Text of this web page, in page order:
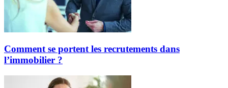
Comment se portent les recrutements dans
l’immobilier ?